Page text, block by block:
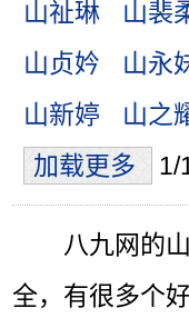
山祉琳
山裴
山贞妗
山永
山新婷
山之
加载更多
1/
八九网的
全，有很多个